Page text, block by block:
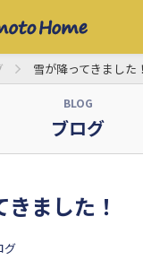
雪が降ってきました！
BLOG
ブログ
ました！
グ